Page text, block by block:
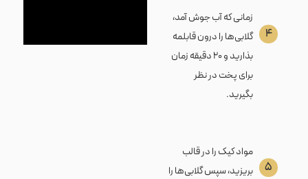
۴
زمانی که آب جوش آمد،
گلابی‌ها را درون قابلمه
بذارید و ۲۰ دقیقه زمان
برای پخت در نظر
بگیرید.
۵
مواد کیک را در قالب
بریزید، سپس گلابی‌ها را